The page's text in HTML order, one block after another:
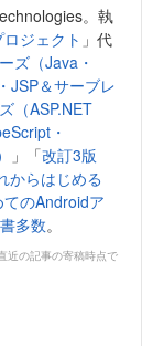
。執
ジェクト 」代
ズ（Java・
JSP＆サーブレ
（ASP.NET
・
」「改訂3版
からはじめる
てのAndroidア
多数。
近の記事の寄稿時点で